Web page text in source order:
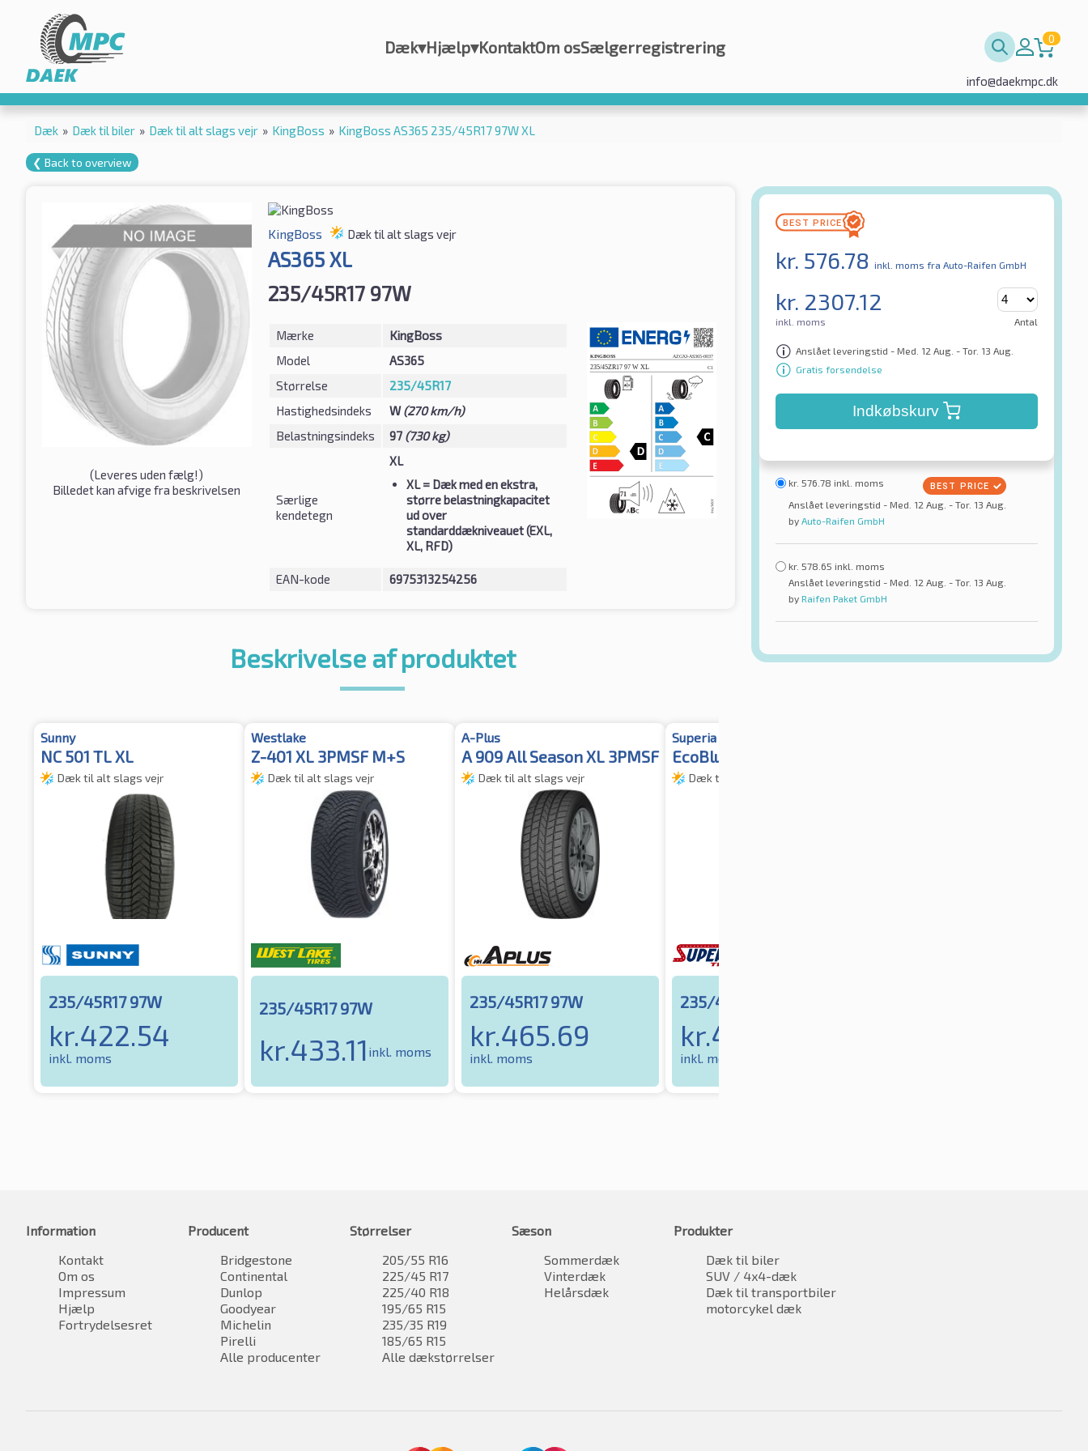
Dæk▾Hjælp▾KontaktOm osSælgerregistrering 0
info@daekmpc.dk
Dæk » Dæk til biler » Dæk til alt slags vejr » KingBoss » KingBoss AS365 235/45R17 97W XL
❮ Back to overview
(Leveres uden fælg!)
Billedet kan afvige fra beskrivelsen
KingBoss Dæk til alt slags vejr
AS365 XL
235/45R17 97W
Mærke
KingBoss
Model
AS365
Størrelse
235/45R17
Hastighedsindeks
W(270 km/h)
Belastningsindeks
97 (730 kg)
Særlige
kendetegn
XL
XL= Dæk med en ekstra,
større belastningkapacitet
ud over
standarddækniveauet (EXL,
XL, RFD)
EAN-kode 6975313254256
kr. 576.78 inkl. moms fra Auto-Raifen GmbH
kr. 2307.12
inkl. moms Antal
Anslået leveringstid - Med. 12 Aug. - Tor. 13 Aug.
Gratis forsendelse
Indkøbskurv
kr. 576.78 inkl. moms
Anslået leveringstid - Med. 12 Aug. - Tor. 13 Aug.
by Auto-Raifen GmbH
kr. 578.65 inkl. moms
Anslået leveringstid - Med. 12 Aug. - Tor. 13 Aug.
by Raifen Paket GmbH
Beskrivelse af produktet
Sunny
NC 501 TL XL
Dæk til alt slags vejr
235/45R17 97W
kr.422.54
inkl. moms
Westlake
Z-401 XL 3PMSF M+S
Dæk til alt slags vejr
235/45R17 97W
kr.433.11 inkl. moms
A-Plus
A 909 All Season XL 3PMSF
Dæk til alt slags vejr
235/45R17 97W
kr.465.69
inkl. moms
Superia
EcoBlue 4S XL
Dæk til alt slags vejr
235/45R17 97W
kr.474.68
inkl. moms
Information
Kontakt
Om os
Impressum
Hjælp
Fortrydelsesret
Producent
Bridgestone
Continental
Dunlop
Goodyear
Michelin
Pirelli
Alle producenter
Størrelser
205/55 R16
225/45 R17
225/40 R18
195/65 R15
235/35 R19
185/65 R15
Alle dækstørrelser
Sæson
Sommerdæk
Vinterdæk
Helårsdæk
Produkter
Dæk til biler
SUV / 4x4-dæk
Dæk til transportbiler
motorcykel dæk